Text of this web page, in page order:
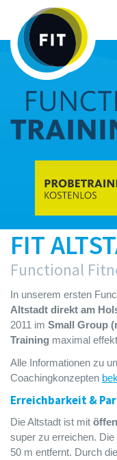
FIT
Functional
In unserem ersten
Altstadt direkt am
2011 im Small Group
Training maximal
Alle Informationen zu
Coachingkonzepten
Erreichbarkeit &
Die Altstadt ist mit
super zu erreichen. Die
50 m entfernt. Durch